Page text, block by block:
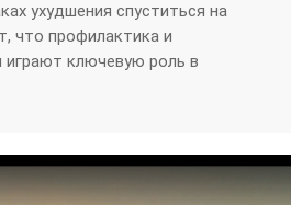
ухудшения спуститься на
что профилактика и
играют ключевую роль в